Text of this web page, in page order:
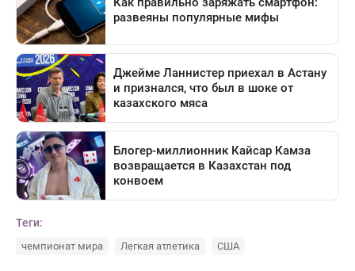
Теги:
чемпионат мира Легкая атлетика США